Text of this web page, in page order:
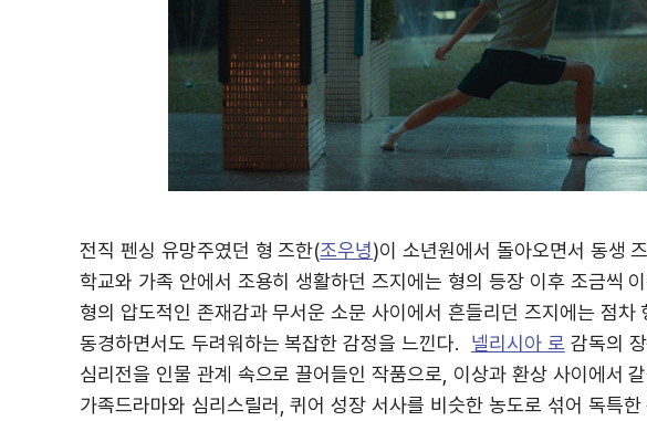
전직 펜싱 유망주였던 형 즈한(조우녕)이 소년원에서 돌아오면서 동생
학교와 가족 안에서 조용히 생활하던 즈지에는 형의 등장 이후 조금씩
형의 압도적인 존재감과 무서운 소문 사이에서 흔들리던 즈지에는 점차
동경하면서도 두려워하는 복잡한 감정을 느낀다.
넬리시아 로 감독의
심리전을 인물 관계 속으로 끌어들인 작품으로, 이상과 환상 사이에서
가족드라마와 심리스릴러, 퀴어 성장 서사를 비슷한 농도로 섞어 독특